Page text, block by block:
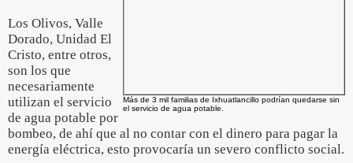
Más de 3 mil familias de Ixhuatlancillo podrían quedarse sin
el servicio de agua potable.
Los Olivos, Valle
Dorado, Unidad El
Cristo, entre otros,
son los que
necesariamente
utilizan el servicio
de agua potable por
bombeo, de ahí que al no contar con el dinero para pagar la
energía eléctrica, esto provocaría un severo conflicto social.